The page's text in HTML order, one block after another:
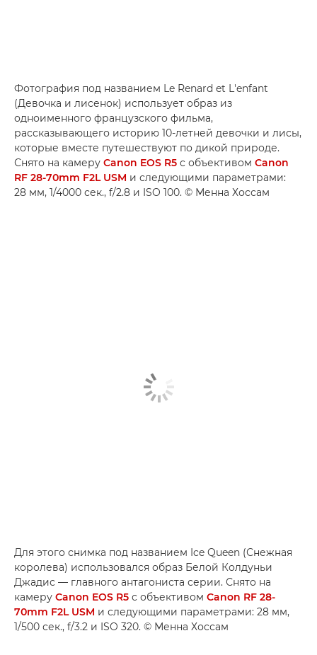
Фотография под названием Le Renard et L'enfant
(Девочка и лисенок) использует образ из
одноименного французского фильма,
рассказывающего историю 10-летней девочки и лисы,
которые вместе путешествуют по дикой природе.
Снято на камеру Canon EOS R5 с объективом Canon
RF 28-70mm F2L USM и следующими параметрами:
28 мм, 1/4000 сек., f/2.8 и ISO 100. © Менна Хоссам
Для этого снимка под названием Ice Queen (Снежная
королева) использовался образ Белой Колдуньи
Джадис — главного антагониста серии. Снято на
камеру Canon EOS R5 с объективом Canon RF 28-
70mm F2L USM и следующими параметрами: 28 мм,
1/500 сек., f/3.2 и ISO 320. © Менна Хоссам